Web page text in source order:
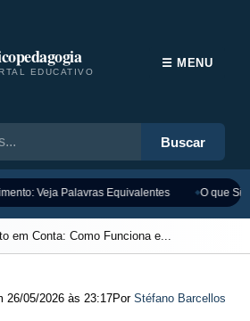
EDUCATIVO
Buscar
☰ MENU
Veja Palavras Equivalentes O que
em Conta: Como Funciona e...
26/05/2026 às 23:17Por Stéfano Barcellos